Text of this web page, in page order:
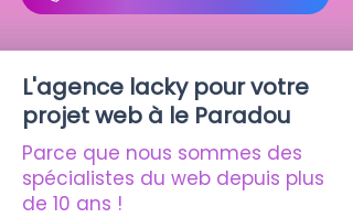
L'agence lacky pour votre
projet web à le Paradou
Parce que nous sommes des
spécialistes du web depuis plus
de 10 ans !